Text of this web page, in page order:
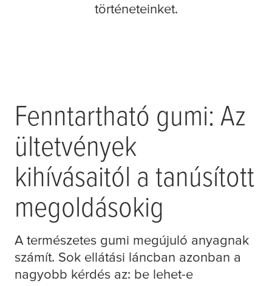
történeteinket.
találkozik az
ambícióval
Fenntartható gumi: Az
ültetvények
kihívásaitól a tanúsított
megoldásokig
A természetes gumi megújuló anyagnak
számít. Sok ellátási láncban azonban a
nagyobb kérdés az: be lehet-e